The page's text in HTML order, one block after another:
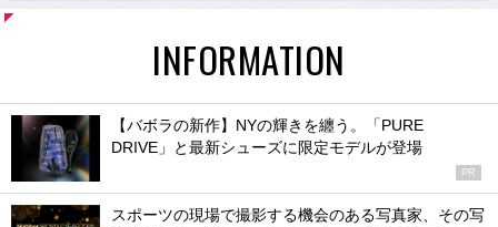
INFORMATION
【バボラの新作】NYの輝きを纏う。「PURE
DRIVE」と最新シューズに限定モデルが登場
PR
スポーツの現場で撮影する機会のある写真家、その写